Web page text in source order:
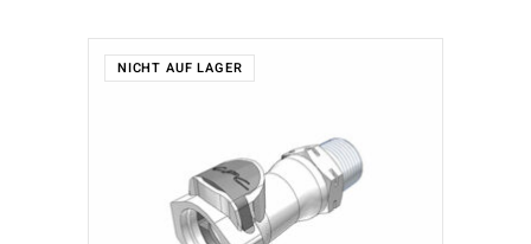
NICHT AUF LAGER
WEITERLESEN